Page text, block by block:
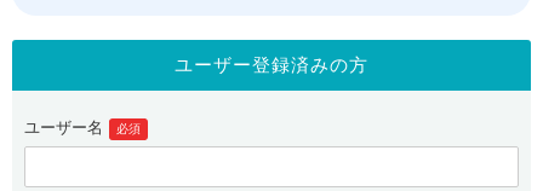
.jpドメインオークション
gTLDオークション NEW!
.jpドメインバックオーダー
紹介制度
バリュードメインAPI
ログイン
ユーザー登録済みの方
ユーザー名 必須